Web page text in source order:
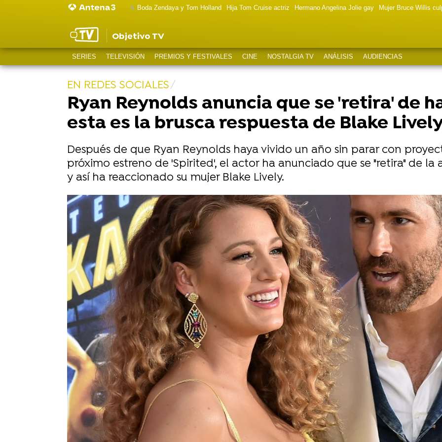
Boda Zendaya y Tom Holland Hija Tom Cruise actriz Hermano Angelina Jolie gay Mujer Bruce Willis
Objetivo TV
SERIES TELEVISIÓN PREMIOS Y FESTIVALES CINE NOSTALGIA TV ANÁLISIS AUDIENCIAS
EN REDES SOCIALES
Ryan Reynolds anuncia que se 'retira' de
esta es la brusca respuesta de Blake
Después de que Ryan Reynolds haya vivido un año sin parar con
próximo estreno de 'Spirited', el actor ha anunciado que se "retira" de
y así ha reaccionado su mujer Blake Lively.
Se Estrena
Madrid
Publicado: 18 de octubre de 2021, 10:45
WhatsappFacebook
X
Más información
¿Tiene futuro como
peluquero? El vídeo
Ha sido
un año con grandes estrenos para Ryan
Reynolds
, siendo un éxito rotundo 'Free Guy
' y el
actor está a la espera de la llegada de'Alerta Roja'